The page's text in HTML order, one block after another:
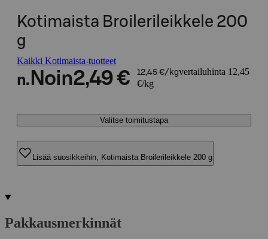
Kotimaista Broilerileikkele 200
g
Kaikki Kotimaista-tuotteet
n. Noin2,49 € 12,45 €/kgvertailuhinta 12,45
€/kg
Valitse toimitustapa
Lisää suosikkeihin, Kotimaista Broilerileikkele 200 g
Pakkausmerkinnät